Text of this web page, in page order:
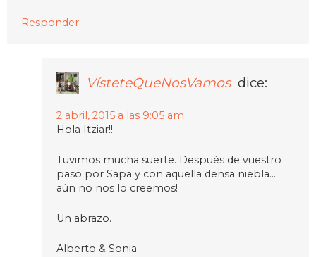
Responder
VísteteQueNosVamos dice:
2 abril, 2015 a las 9:05 am
Hola Itziar!!
Tuvimos mucha suerte. Después de vuestro
paso por Sapa y con aquella densa niebla…
aún no nos lo creemos!
Un abrazo.
Alberto & Sonia